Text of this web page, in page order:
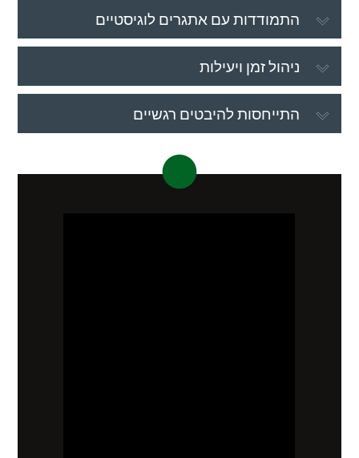
התמודדות עם אתגרים לוגיסטיים
ניהול זמן ויעילות
התייחסות להיבטים רגשיים